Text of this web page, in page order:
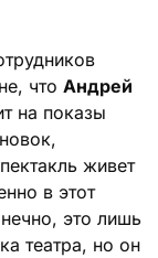
что Андрей
на показы
живет
в этот
это лишь
театра, но он